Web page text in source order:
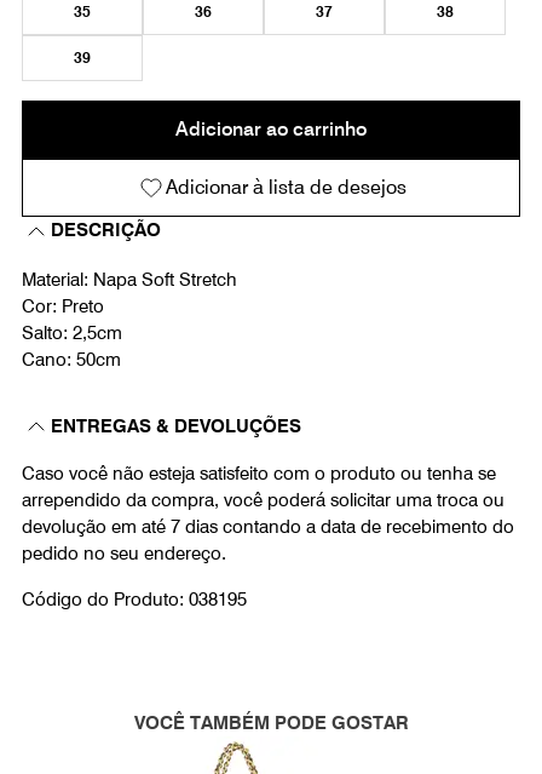
35 36 37 38
39
Adicionar ao carrinho
Adicionar à lista de desejos
DESCRIÇÃO
Material: Napa Soft Stretch
Cor: Preto
Salto: 2,5cm
Cano: 50cm
ENTREGAS & DEVOLUÇÕES
Caso você não esteja satisfeito com o produto ou tenha se
arrependido da compra, você poderá solicitar uma troca ou
devolução em até 7 dias contando a data de recebimento do
pedido no seu endereço.
Código do Produto: 038195
VOCÊ TAMBÉM PODE GOSTAR